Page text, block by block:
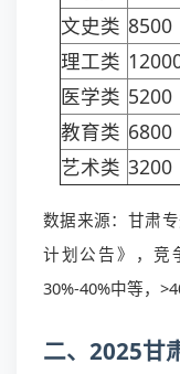
文史类 8500
理工类
医学类 5200
教育类 6800
艺术类 3200
数据来源：甘肃
计划公告》，竞
30%-40%中等，
二、2025甘